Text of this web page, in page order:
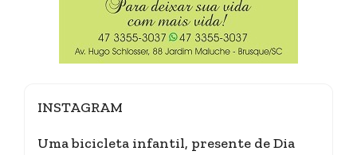
INSTAGRAM
Uma bicicleta infantil, presente de Dia